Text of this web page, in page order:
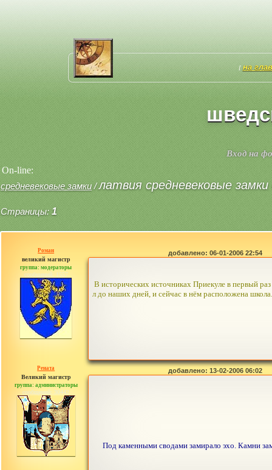
[ на
Вход на
On-line:
средневековые замки/латвия средневековые
Страницы: 1
Роман
великий магистр
группа: модераторы
сообщений: 1557
добавлено: 06-01-2006 22:54
В исторических источниках Приекуле в первый
л до наших дней, и сейчас в нём расположена
Рената
Великий магистр
группа: администраторы
сообщений: 30442
добавлено: 13-02-2006 06:02
Под каменными сводами замирало эхо. Камни